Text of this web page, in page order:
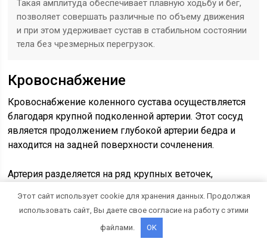
Такая амплитуда обеспечивает плавную ходьбу и бег,
позволяет совершать различные по объему движения
и при этом удерживает сустав в стабильном состоянии
тела без чрезмерных перегрузок.
Кровоснабжение
Кровоснабжение коленного сустава осуществляется
благодаря крупной подколенной артерии. Этот сосуд
является продолжением глубокой артерии бедра и
находится на задней поверхности сочленения.
Артерия разделяется на ряд крупных веточек,
ветвление позволяет обеспечить крупный элемент
опорно-двигательного аппарата достаточным
количеством кислорода и питательных веществ.
Этот сайт использует cookie для хранения данных. Продолжая
использовать сайт, Вы даете свое согласие на работу с этими
файлами.
OK